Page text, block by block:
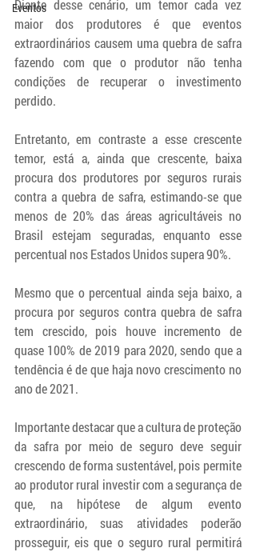
Eventos
Diante desse cenário, um temor cada vez
maior dos produtores é que eventos
extraordinários causem uma quebra de safra
fazendo com que o produtor não tenha
condições de recuperar o investimento
perdido.
Entretanto, em contraste a esse crescente
temor, está a, ainda que crescente, baixa
procura dos produtores por seguros rurais
contra a quebra de safra, estimando-se que
menos de 20% das áreas agricultáveis no
Brasil estejam seguradas, enquanto esse
percentual nos Estados Unidos supera 90%.
Mesmo que o percentual ainda seja baixo, a
procura por seguros contra quebra de safra
tem crescido, pois houve incremento de
quase 100% de 2019 para 2020, sendo que a
tendência é de que haja novo crescimento no
ano de 2021.
Importante destacar que a cultura de proteção
da safra por meio de seguro deve seguir
crescendo de forma sustentável, pois permite
ao produtor rural investir com a segurança de
que, na hipótese de algum evento
extraordinário, suas atividades poderão
prosseguir, eis que o seguro rural permitirá